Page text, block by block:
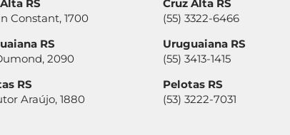
RS
Constant, 1700
RS
2090
RS
Araújo, 1880
Cruz Alta RS
(55) 3322-6466
Uruguaiana RS
(55) 3413-1415
Pelotas RS
(53) 3222-7031